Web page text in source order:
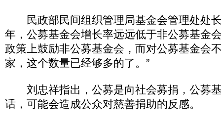
民政部民间组织管理局基金会管理处处
年，公募基金会增长率远远低于非公募基金
政策上鼓励非公募基金会，而对公募基金会
家，这个数量已经够多的了。”
刘忠祥指出，公募是向社会募捐，公募
话，可能会造成公众对慈善捐助的反感。